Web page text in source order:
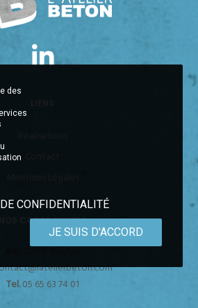
NOS COORDONNÉES
12390 Mayran
Tel.05 65 63 74 01
des
CONFIDENTIALITÉ
JE SUIS D'ACCORD